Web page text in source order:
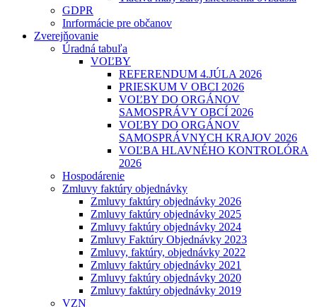
GDPR
Inrformácie pre občanov
Zverejňovanie
Úradná tabuľa
VOĽBY
REFERENDUM 4.JÚLA 2026
PRIESKUM V OBCI 2026
VOĽBY DO ORGÁNOV
SAMOSPRÁVY OBCÍ 2026
VOĽBY DO ORGÁNOV
SAMOSPRÁVNYCH KRAJOV 2026
VOĽBA HLAVNÉHO KONTROLÓRA
2026
Hospodárenie
Zmluvy faktúry objednávky
Zmluvy faktúry objednávky 2026
Zmluvy faktúry objednávky 2025
Zmluvy faktúry objednávky 2024
Zmluvy Faktúry Objednávky 2023
Zmluvy, faktúry, objednávky 2022
Zmluvy faktúry objednávky 2021
Zmluvy faktúry objednávky 2020
Zmluvy faktúry objednávky 2019
VZN